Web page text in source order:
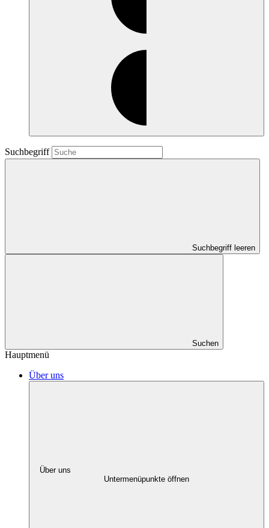
Suchbegriff
Suchbegriff leeren
Suchen
Hauptmenü
Über uns
Über uns
Untermenüpunkte öffnen